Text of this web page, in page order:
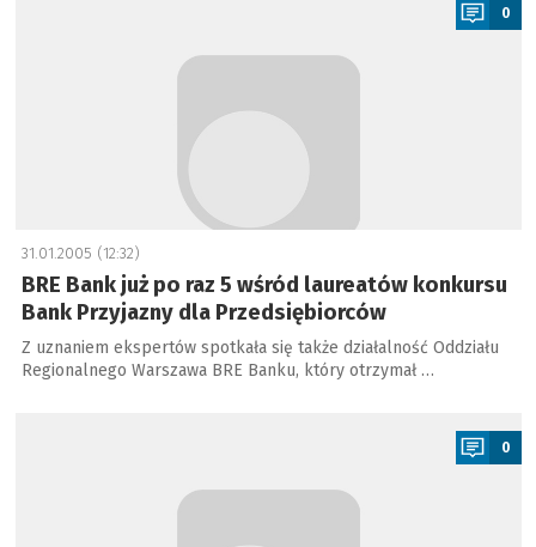
0
31.01.2005 (12:32)
BRE Bank już po raz 5 wśród laureatów konkursu
Bank Przyjazny dla Przedsiębiorców
Z uznaniem ekspertów spotkała się także działalność Oddziału
Regionalnego Warszawa BRE Banku, który otrzymał …
0